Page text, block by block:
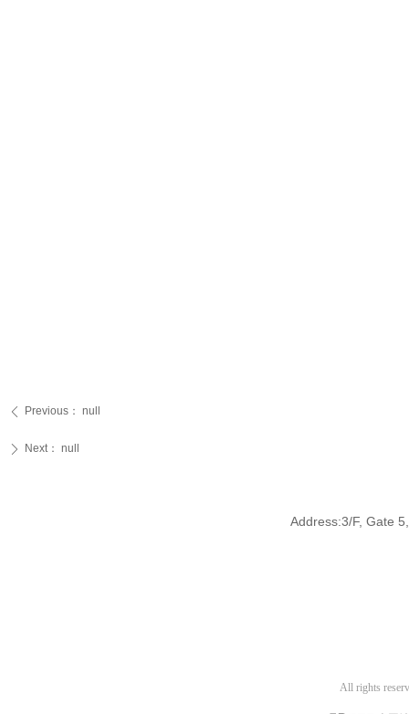
ꄴ Previous： null
ꄲ Next： null
Address:3/F, Gate
All rights